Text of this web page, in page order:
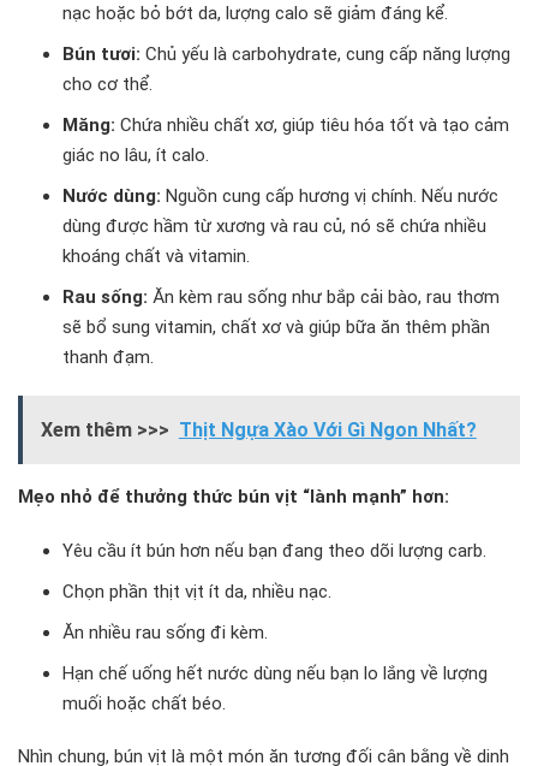
nạc hoặc bỏ bớt da, lượng calo sẽ giảm đáng kể.
Bún tươi: Chủ yếu là carbohydrate, cung cấp năng lượng
cho cơ thể.
Măng: Chứa nhiều chất xơ, giúp tiêu hóa tốt và tạo cảm
giác no lâu, ít calo.
Nước dùng: Nguồn cung cấp hương vị chính. Nếu nước
dùng được hầm từ xương và rau củ, nó sẽ chứa nhiều
khoáng chất và vitamin.
Rau sống: Ăn kèm rau sống như bắp cải bào, rau thơm
sẽ bổ sung vitamin, chất xơ và giúp bữa ăn thêm phần
thanh đạm.
Xem thêm >>> Thịt Ngựa Xào Với Gì Ngon Nhất?
Mẹo nhỏ để thưởng thức bún vịt “lành mạnh” hơn:
Yêu cầu ít bún hơn nếu bạn đang theo dõi lượng carb.
Chọn phần thịt vịt ít da, nhiều nạc.
Ăn nhiều rau sống đi kèm.
Hạn chế uống hết nước dùng nếu bạn lo lắng về lượng
muối hoặc chất béo.
Nhìn chung, bún vịt là một món ăn tương đối cân bằng về dinh